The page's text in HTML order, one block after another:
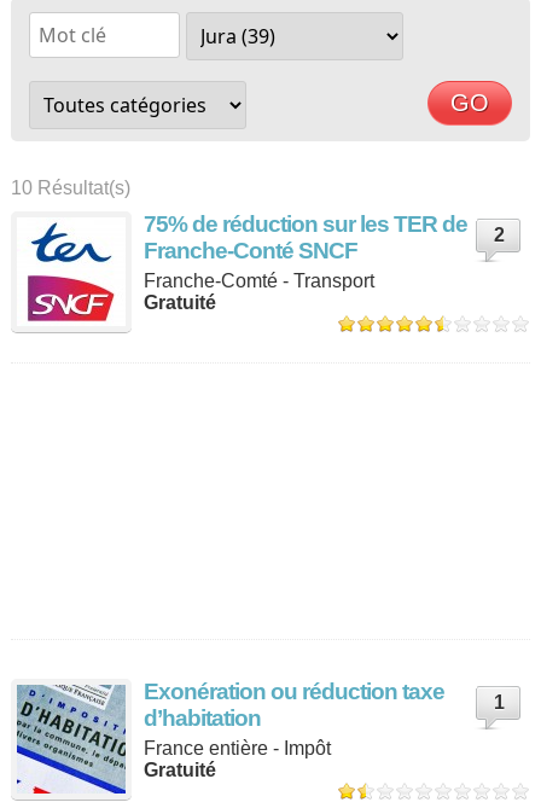
10 Résultat(s)
75% de réduction sur les TER de
Franche-Conté SNCF
2
Franche-Comté - Transport
Gratuité
Exonération ou réduction taxe
d’habitation
1
France entière - Impôt
Gratuité